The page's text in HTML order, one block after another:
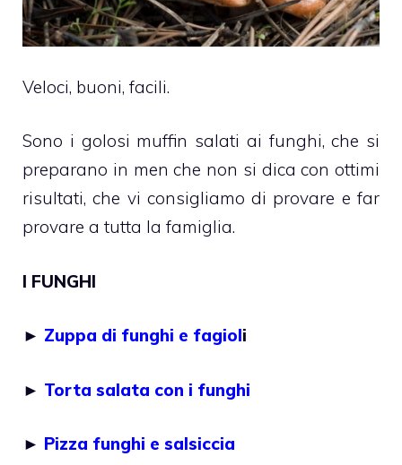
Veloci, buoni, facili.
Sono i golosi muffin salati ai funghi, che si
preparano in men che non si dica con ottimi
risultati, che vi consigliamo di provare e far
provare a tutta la famiglia.
I FUNGHI
► Zuppa di funghi e fagioli
► Torta salata con i funghi
► Pizza funghi e salsiccia